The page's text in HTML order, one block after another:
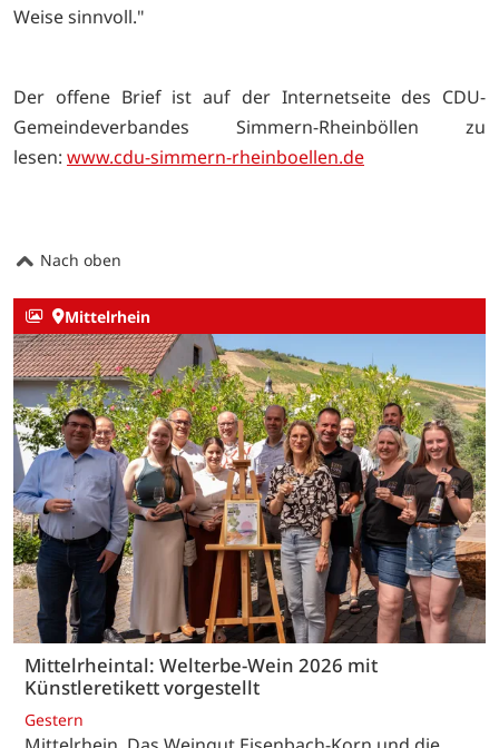
Weise sinnvoll."
Der offene Brief ist auf der Internetseite des CDU-
Gemeindeverbandes Simmern-Rheinböllen zu
lesen: www.cdu-simmern-rheinboellen.de
Nach oben
Mittelrhein
Mittelrheintal: Welterbe-Wein 2026 mit
Künstleretikett vorgestellt
Gestern